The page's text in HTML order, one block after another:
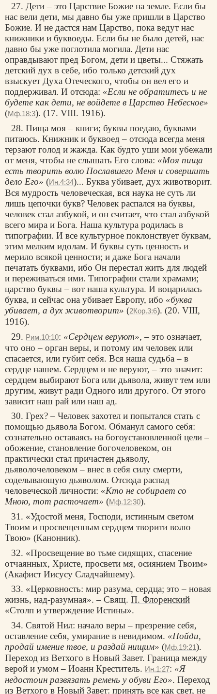
27. Дети – это Царствие Божие на земле. Если бы
нас вели дети, мы давно бы уже пришли в Царство
Божие. И не дастся нам Царство, пока ведут нас
книжники и буквоеды. Если бы не было детей, нас
давно бы уже поглотила могила. Дети нас
оправдывают пред Богом, дети и цветы... Стяжать
детский дух в себе, ибо только детский дух
взыскует Духа Отеческого, чтобы он вел его и
поддерживал. И отсюда: «Если не обратитесь и не
будете как дети, не войдете в Царство Небесное»
(Мф.18:3). (17. VIII. 1916).
28. Пища моя – книги; буквы поедаю, буквами
питаюсь. Книжник и буквоед – отсюда всегда меня
терзают голод и жажда. Как будто уши мои убежали
от меня, чтобы не слышать Его слова: «Моя пища
есть творить волю Пославшего Меня и совершить
дело Его» (Ин.4:34)... Буква убивает, дух животворит.
Вся мудрость человеческая, вся наука не суть ли
лишь цепочки букв? Человек распался на буквы,
человек стал азбукой, и он считает, что стал азбукой
всего мира и Бога. Наша культура родилась в
типографии. И все культурное поклонствует буквам,
этим мелким идолам. И буквы суть ценность и
мерило всякой ценности; и даже Бога начали
печатать буквами, ибо Он перестал жить для людей
и переживаться ими. Типографии стали храмами;
царство буквы – вот наша культура. И воцарилась
буква, и сейчас она убивает Европу, ибо «буква
убивает, а дух животворит» (2Кор.3:6). (20. VIII,
1916).
29. Рим.10:10: «Сердцем веруют», – это означает,
что оно – орган веры, и потому им человек или
спасается, или губит себя. Вся наша судьба – в
сердце нашем. Сердцем и не веруют, – это значит:
сердцем выбирают Бога или дьявола, живут тем или
другим, живут ради Одного или другого. От этого
зависит наш рай или наш ад.
30. Грех? – Человек захотел и попытался стать с
помощью дьявола Богом. Обманул самого себя:
сознательно оставаясь на богоустановленной цели –
обожение, становление богочеловеком, он
практически стал причастен дьяволу,
дьяволочеловеком – внес в себя силу смерти,
соделывающую дьяволом. Отсюда распад
человеческой личности: «Кто не собирает со
Мною, тот расточает» (Мф.12:30).
31. «Удостой меня, Господи, истинным светом
Твоим и просвещенным сердцем творити волю
Твою» (Канонник).
32. «Просвещение во тьме сидящих, спасение
отчаянных, Христе, просвети мя, осиянием Твоим»
(Акафист Иисусу Сладчайшему).
33. «Церковность: мир разума, сердца; это – новая
жизнь, над-разумная». – Свящ. П. Флоренский
«Столп и утверждение Истины».
34. Святой Нил: начало веры – презрение себя,
оставление себя, умирание в невидимом. «Пойди,
продай имение твое, и раздай нищим» (Мф.19:21).
Переход из Ветхого в Новый Завет. Граница между
верой и умом – Иоанн Креститель. Ин.1:27: «Я
недостоин развязать ремень у обуви Его». Переход
из Ветхого в Новый Завет: принять все как свет, не